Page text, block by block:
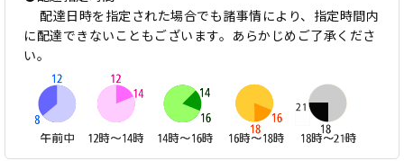
配達日時を指定された場合でも諸事情により、指定時間内
に配達できないこともございます。あらかじめご了承くださ
い。